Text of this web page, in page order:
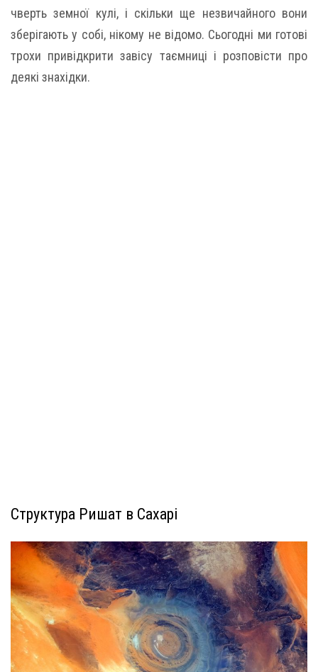
чверть земної кулі, і скільки ще незвичайного вони
зберігають у собі, нікому не відомо. Сьогодні ми готові
трохи привідкрити завісу таємниці і розповісти про
деякі знахідки.
Структура Ришат в Сахарі